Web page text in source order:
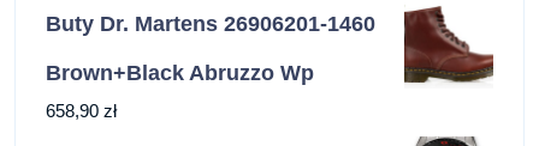
Buty Dr. Martens 26906201-1460
Brown+Black Abruzzo Wp
658,90 zł